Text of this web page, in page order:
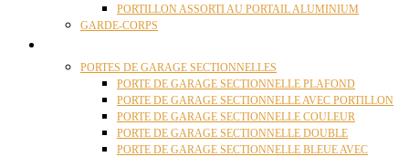
PORTILLON ASSORTI AU PORTAIL ALUMINIUM
GARDE-CORPS
PORTES DE GARAGE SECTIONNELLES
PORTE DE GARAGE SECTIONNELLE PLAFOND
PORTE DE GARAGE SECTIONNELLE AVEC PORTILLON
PORTE DE GARAGE SECTIONNELLE COULEUR
PORTE DE GARAGE SECTIONNELLE DOUBLE
PORTE DE GARAGE SECTIONNELLE BLEUE AVEC